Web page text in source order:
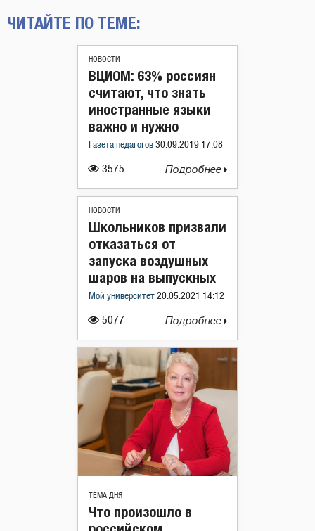
ЧИТАЙТЕ ПО ТЕМЕ:
НОВОСТИ
3575
ВЦИОМ: 63% россиян
считают, что знать
иностранные языки
важно и нужно
Газета педагогов 30.09.2019 17:08
Подробнее
НОВОСТИ
5077
Школьников призвали
отказаться от
запуска воздушных
шаров на выпускных
Мой университет 20.05.2021 14:12
Подробнее
ТЕМА ДНЯ
Что произошло в